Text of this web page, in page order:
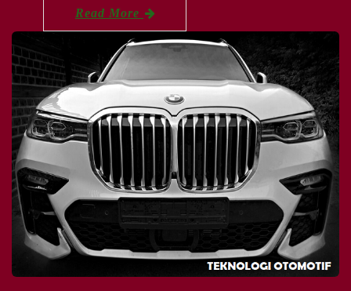
Read More